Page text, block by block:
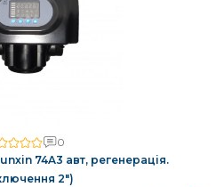
0
74A3 авт, регенерація.
2")